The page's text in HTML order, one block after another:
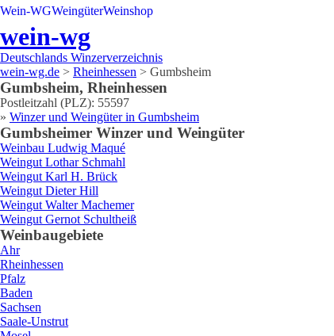
Wein-WGWeingüterWeinshop
wein-wg
Deutschlands Winzerverzeichnis
wein-wg.de > Rheinhessen > Gumbsheim
Gumbsheim, Rheinhessen
Postleitzahl (PLZ): 55597
» Winzer und Weingüter in Gumbsheim
Gumbsheimer Winzer und Weingüter
Weinbau Ludwig Maqué
Weingut Lothar Schmahl
Weingut Karl H. Brück
Weingut Dieter Hill
Weingut Walter Machemer
Weingut Gernot Schultheiß
Weinbaugebiete
Ahr
Rheinhessen
Pfalz
Baden
Sachsen
Saale-Unstrut